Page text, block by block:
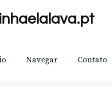
Navegar Contato